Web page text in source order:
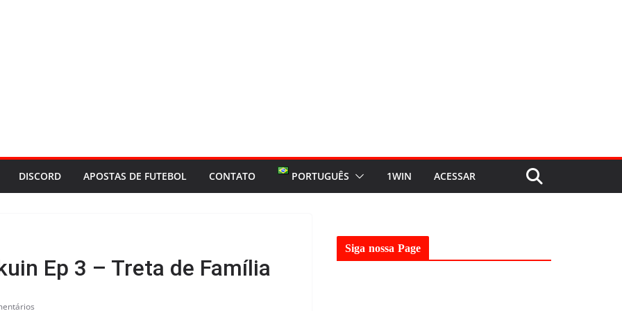
DISCORD APOSTAS DE FUTEBOL CONTATO PORTUGUÊS 1WIN ACESSAR
Ep 3 – Treta de Família
Siga nossa Page